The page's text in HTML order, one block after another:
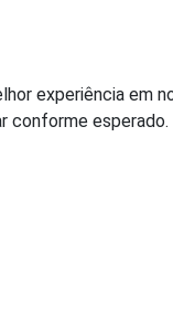
experiência em
conforme esperado.